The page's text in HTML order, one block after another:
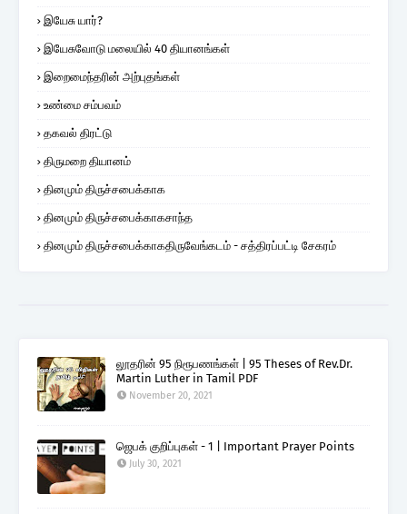
இயேசு யார்?
இயேசுவோடு மலையில் 40 தியானங்கள்
இறைமைந்தரின் அற்புதங்கள்
உண்மை சம்பவம்
தகவல் திரட்டு
திருமறை தியானம்
தினமும் திருச்சபைக்காக
தினமும் திருச்சபைக்காகசாந்த
தினமும் திருச்சபைக்காகதிருவேங்கடம் - சத்திரப்பட்டி சேகரம்
லூதரின் 95 நிரூபணங்கள் | 95 Theses of Rev.Dr.
Martin Luther in Tamil PDF
November 20, 2021
ஜெபக் குறிப்புகள் - 1 | Important Prayer Points
July 30, 2021